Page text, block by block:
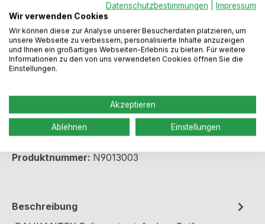
Regulärer Preis:
32,99 €
Preise inkl. MwSt. zzgl. Versandkosten
Produkt Anzahl: Gib den gewünschten
In den Warenkorb
Produktnummer: N9013003
Beschreibung
Datenschutzbestimmungen
Impressum
Wir verwenden Cookies
Wir können diese zur Analyse unserer Besucherdaten platzieren, um
unsere Webseite zu verbessern, personalisierte Inhalte anzuzeigen
und Ihnen ein großartiges Webseiten-Erlebnis zu bieten. Für weitere
Informationen zu den von uns verwendeten Cookies öffnen Sie die
Einstellungen.
Akzeptieren
Ablehnen Einstellungen